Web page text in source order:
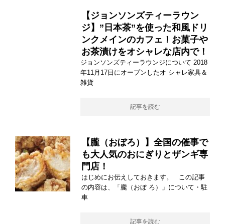
【ジョンソンズティーラウン
ジ】”日本茶”を使った和風ドリ
ンクメインのカフェ！お菓子や
お茶漬けをオシャレな店内で！
ジョンソンズティーラウンジについて 2018
年11月17日にオープンしたオ シャレ家具＆
雑貨
記事を読む
【朧（おぼろ）】全国の催事で
も大人気のおにぎりとザンギ専
門店！
はじめにお伝えしておきます。 この記事
の内容は、「朧（おぼ ろ）」について・駐
車
記事を読む